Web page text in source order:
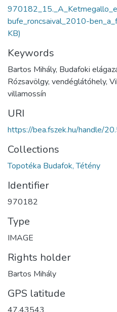
bufe_roncsaival_2010-
KB)
Keywords
Bartos Mihály, Budafoki
Rózsavölgy, vendéglátóhely,
villamossín
URI
https://bea.fszek.hu/handle/
Collections
Topotéka Budafok, Tétény
Identifier
970182
Type
IMAGE
Rights holder
Bartos Mihály
GPS latitude